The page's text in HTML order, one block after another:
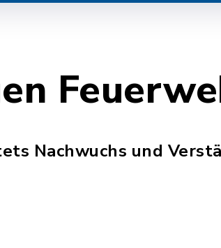
Nachwuchs und